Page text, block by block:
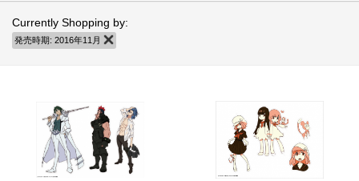
Currently Shopping by:
発売時期: 2016年11月